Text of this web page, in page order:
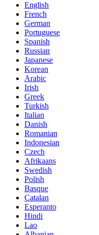
English
French
German
Portuguese
Spanish
Russian
Japanese
Korean
Arabic
Irish
Greek
Turkish
Italian
Danish
Romanian
Indonesian
Czech
Afrikaans
Swedish
Polish
Basque
Catalan
Esperanto
Hindi
Lao